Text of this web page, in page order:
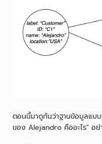
ตอนนี้มาดูกันว่าฐานข้อมูลแบ
ของ Alejandro คืออะไร" อย่